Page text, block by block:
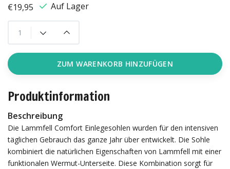
€19,95 Auf Lager
ZUM WARENKORB HINZUFÜGEN
Produktinformation
Beschreibung
Die Lammfell Comfort Einlegesohlen wurden für den intensiven
täglichen Gebrauch das ganze Jahr über entwickelt. Die Sohle
kombiniert die natürlichen Eigenschaften von Lammfell mit einer
funktionalen Wermut-Unterseite. Diese Kombination sorgt für